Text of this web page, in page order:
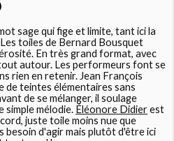
sage qui fige et limite, tant ici la
toiles de Bernard Bousquet
En très grand format, avec
autour. Les performeurs font se
rien en retenir. Jean François
de teintes élémentaires sans
de se mélanger, il soulage
simple mélodie. Éléonore Didierest
juste toile moins nue que
besoin d'agir mais plutôt d'être ici